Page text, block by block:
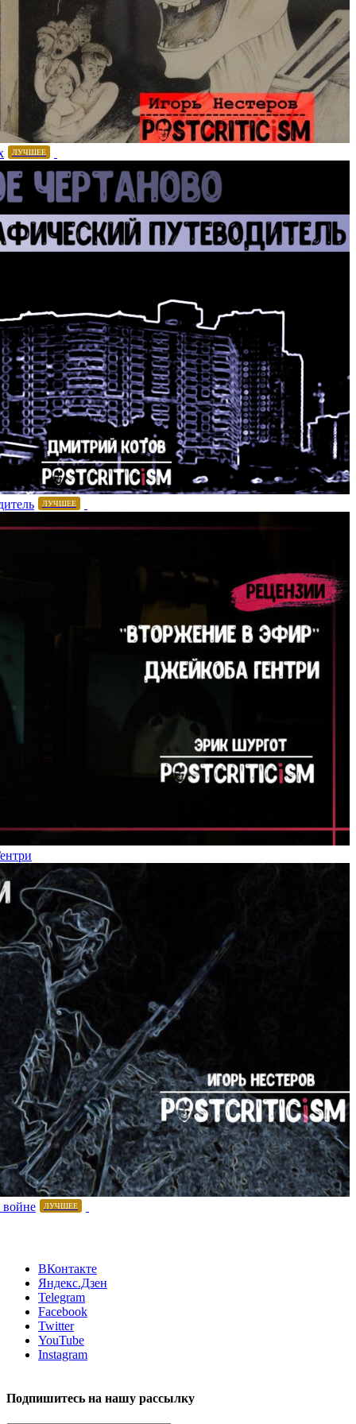
ЛУЧШЕЕ
ЛУЧШЕЕ
ЛУЧШЕЕ
ВКонтакте
Яндекс.Дзен
Telegram
Facebook
Twitter
YouTube
Instagram
Подпишитесь на нашу рассылку